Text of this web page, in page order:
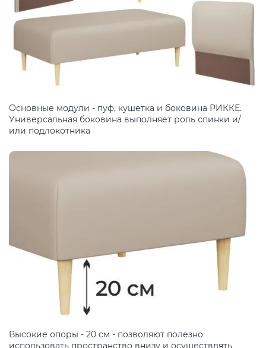
Основные модули - пуф, кушетка и боковина РИККЕ.
Универсальная боковина выполняет роль спинки и/
или подлокотника
Высокие опоры - 20 см - позволяют полезно
использовать пространство внизу и осуществлять